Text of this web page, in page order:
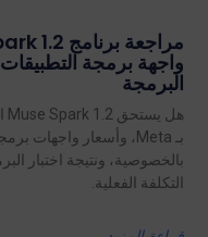
البرمجة
التكلفة الفعلية.